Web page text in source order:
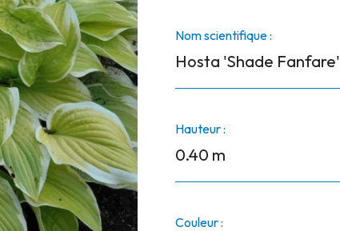
Nom scientifique :
Hosta 'Shade Fanfare'
Hauteur :
0.40 m
Couleur :